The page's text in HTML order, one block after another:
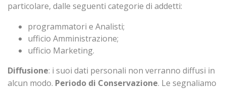
particolare, dalle seguenti categorie di addetti:
programmatori e Analisti;
ufficio Amministrazione;
ufficio Marketing.
Diffusione: i suoi dati personali non verranno diffusi in
alcun modo. Periodo di Conservazione. Le segnaliamo